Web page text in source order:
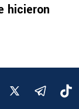
hicieron